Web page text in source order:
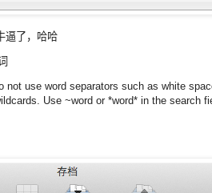
逼了，哈哈
not use word separators such as white
Use ~word or *word* in the search